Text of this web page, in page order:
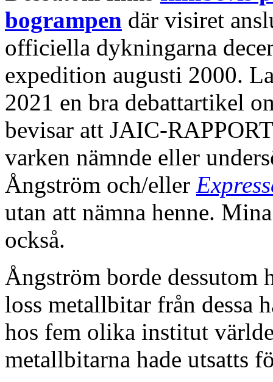
bogrampen där visiret
officiella dykningarna
expedition augusti 2000.
2021 en bra debattartikel
bevisar att JAIC-
varken nämnde eller
Ångström och/eller
utan att nämna henne.
också.
Ångström borde dessutom
loss metallbitar från dessa
hos fem olika institut
metallbitarna hade utsatts